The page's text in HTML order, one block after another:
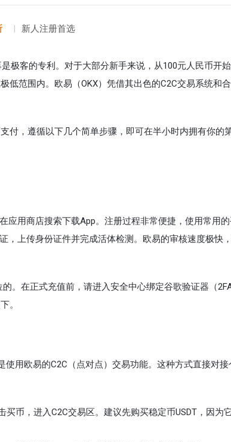
| 新人注册首选
极客的专利。对于大部分新手来说，从100元人民币开
低范围内。欧易（OKX）凭借其出色的C2C交易系统和
付，遵循以下几个简单步骤，即可在半小时内拥有你的
应用商店搜索下载App。注册过程非常便捷，使用常用
，上传身份证件并完成活体检测。欧易的审核速度极快
。在正式充值前，请进入安全中心绑定谷歌验证器（
。
使用欧易的C2C（点对点）交易功能。这种方式直接对
买币，进入C2C交易区。建议先购买稳定币USDT，因为